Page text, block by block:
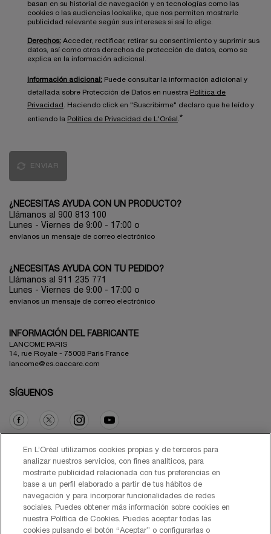
basan en su historial de navegación y en tecnologías como las
cookies o las audiencias lookalike, que nos permiten mostrarle
publicidad relevante según sus intereses si así lo elige.
Derechos: Acceder, rectificar, retirar su consentimiento y suprimir sus
datos, así como otros derechos de protección de datos, como se
explica en la información adicional.
Información adicional: Puede consultar la información adicional y
detallada sobre Protección de Datos en nuestra Política de
Privacidad . Haciendo click en "Suscribirme" declaro que he leído y
entiendo la Política de Privacidad de L'Oréal .*
ENVIAR
¿NECESITAS AYUDA CON UN PRODUCTO?
Llámanos al 900 813 100
Lunes - Viernes de 9:00 - 17:00 o
envíanos un mensaje de correo electrónico
¿NECESITAS AYUDA CON TU PEDIDO?
Llámanos al 911 235 771
Lunes - Viernes de 9:00 - 17:00 o
envíanos un mensaje de correo electrónico
INFORMACIÓN DEL FABRICANTE
LANCOME PARIS
14, rue Royale - 75008 Paris France
lancome@es.oaccare.com
SÍGUENOS
Opción de compra
€ - ES (ES)
En L’Oréal utilizamos cookies propias y de terceros para
analizar nuestros servicios, con fines analíticos, para
mostrarte publicidad relacionada con tus preferencias en
base a un perfil elaborado a partir de tus hábitos de
navegación y para incorporar funcionalidades de redes
sociales. Puedes obtener más información sobre cookies en
nuestra Política de Cookies. Puedes aceptar todas las
cookies pulsando el botón “Aceptar” o configurarlas o